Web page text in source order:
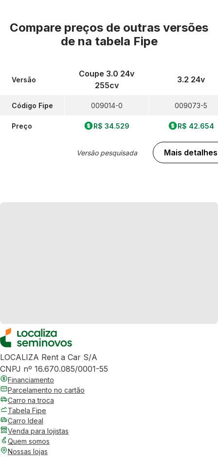
Compare preços de outras versões
de na tabela Fipe
Versão
Código Fipe
Preço
Coupe 3.0 24v
255cv
009014-0
R$ 34.529
Versão pesquisada
3.2 24v
009073-5
R$ 42.654
Mais detalhes
LOCALIZA Rent a Car S/A
CNPJ nº 16.670.085/0001-55
Financiamento
Parcelamento no cartão
Carro na troca
Tabela Fipe
Carro Ideal
Venda para lojistas
Quem somos
Nossas lojas